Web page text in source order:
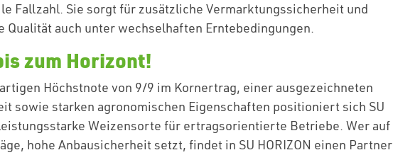
Fallzahl. Sie sorgt für zusätzliche Vermarktungssicherheit und
Qualität auch unter wechselhaften Erntebedingungen.
zum Horizont!
Höchstnote von 9/9 im Kornertrag, einer ausgezeichneten
sowie starken agronomischen Eigenschaften positioniert sich SU
Weizensorte für ertragsorientierte Betriebe. Wer auf
hohe Anbausicherheit setzt, findet in SU HORIZON einen Partner